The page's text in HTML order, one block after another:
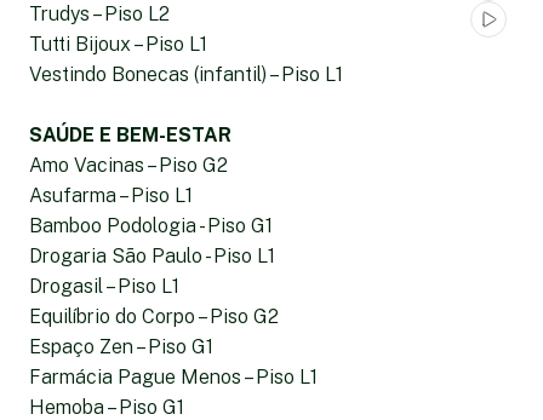
Trudys – Piso L2
Tutti Bijoux – Piso L1
Vestindo Bonecas (infantil) – Piso L1
SAÚDE E BEM-ESTAR
Amo Vacinas – Piso G2
Asufarma – Piso L1
Bamboo Podologia - Piso G1
Drogaria São Paulo - Piso L1
Drogasil – Piso L1
Equilíbrio do Corpo – Piso G2
Espaço Zen – Piso G1
Farmácia Pague Menos – Piso L1
Hemoba – Piso G1